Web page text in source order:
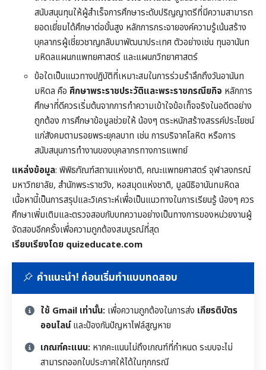
สนับสนุนทุนให้ผู้สำเร็จการศึกษาระดับปริญญาตรีที่มีความสามารถ
ยอดเยี่ยมได้ศึกษาต่อขั้นสูง หลักการกระจายองค์ความรู้เน้นสร้าง
บุคลากรผู้เชี่ยวชาญกลับมาพัฒนาประเทศ ตัวอย่างเช่น ทุนอานันท
มหิดลแผนกแพทยศาสตร์ และแผนกวิทยาศาสตร์
ข้อใดเป็นแนวทางปฏิบัติที่เหมาะสมในการร่วมรำลึกถึงวันอานันท
มหิดล คือ ศึกษาพระราชประวัติและพระราชกรณียกิจ หลักการ
ศึกษาที่ดีควรเริ่มต้นจากการทำความเข้าใจข้อเท็จจริงในอดีตอย่าง
ถูกต้อง การศึกษาข้อมูลช่วยให้ น้องๆ ตระหนักสร้างสรรค์ประโยชน์
แก่สังคมตามรอยพระยุคลบาท เช่น การบริจาคโลหิต หรือการ
สนับสนุนการทำงานของบุคลากรทางการแพทย์
แหล่งข้อมูล: พิพิธภัณฑ์สถานแห่งชาติ, คณะแพทยศาสตร์ จุฬาลงกรณ์
มหาวิทยาลัย, สำนักพระราชวัง, หอสมุดแห่งชาติ, มูลนิธิอานันทมหิดล
เนื้อหานี้เป็นการสรุปและวิเคราะห์เพื่อเป็นแนวทางในการเรียนรู้ น้องๆ ควร
ศึกษาเพิ่มเติมและตรวจสอบกับบทความอย่างเป็นทางการของหน่วยงานผู้
จัดสอบอีกครั้งเพื่อความถูกต้องสมบูรณ์ที่สุด
เรียบเรียงโดย quizeducate.com
คำแนะนำ! ก่อนเริ่มทำแบบทดสอบ
ใช้ Gmail เท่านั้น: เพื่อความถูกต้องในการส่ง เกียรติบัตร
ออนไลน์และป้องกันปัญหาไฟล์สูญหาย
เกณฑ์คะแนน: หากคะแนนไม่ถึงเกณฑ์ที่กำหนด ระบบจะไม่
สามารถออกใบประกาศให้ได้ในทุกกรณี